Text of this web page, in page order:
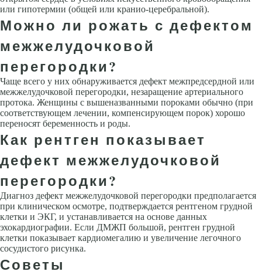
или гипотермии (общей или кранио-церебральной).
Можно ли рожать с дефектом
межжелудочковой
перегородки?
Чаще всего у них обнаруживается дефект межпредсердной или
межжелудочковой перегородки, незаращение артериального
протока. Женщины с вышеназванными пороками обычно (при
соответствующем лечении, компенсирующем порок) хорошо
переносят беременность и роды.
Как рентген показывает
дефект межжелудочковой
перегородки?
Диагноз дефект межжелудочковой перегородки предполагается
при клиническом осмотре, подтверждается рентгеном грудной
клетки и ЭКГ, и устанавливается на основе данных
эхокардиографии. Если ДМЖП большой, рентген грудной
клетки показывает кардиомегалию и увеличение легочного
сосудистого рисунка.
Советы